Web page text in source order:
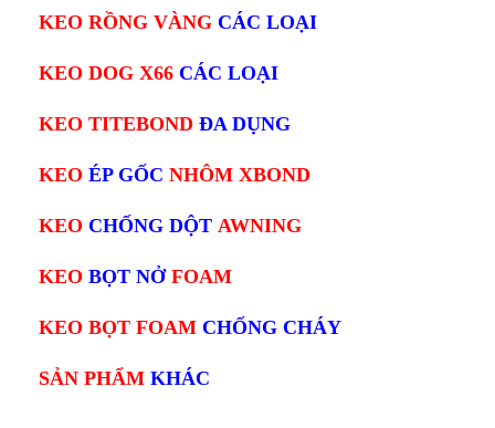
KEO RỒNG VÀNG CÁC LOẠI
KEO DOG X66 CÁC LOẠI
KEO TITEBOND ĐA DỤNG
KEO ÉP GỐC NHÔM XBOND
KEO CHỐNG DỘT AWNING
KEO BỌT NỞ FOAM
KEO BỌT FOAM CHỐNG CHÁY
SẢN PHẨM KHÁC